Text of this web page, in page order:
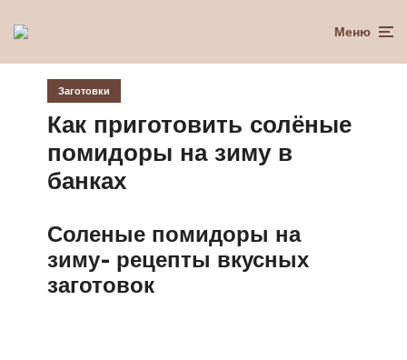
Меню
Заготовки
Как приготовить солёные
помидоры на зиму в
банках
Соленые помидоры на
зиму- рецепты вкусных
заготовок